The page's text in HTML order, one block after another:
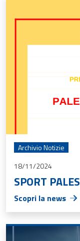
Archivio Notizie
18/11/2024
SPORT
Scopri la news